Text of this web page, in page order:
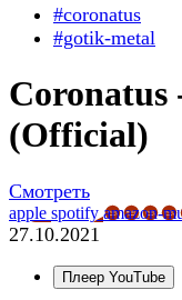
#coronatus
#gotik-metal
Coronatus
(Official)
Смотреть
apple spotifyamazon-
27.10.2021
Плеер YouTube